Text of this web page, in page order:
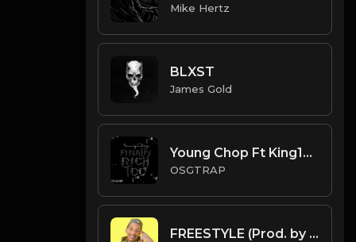
Mike Hertz
BLXST
James Gold
Young Chop Ft King100 James - Hittin Foe Instrumental(Prod by Metro Boomin)
OSGTRAP
FREESTYLE (Prod. by James Gold)